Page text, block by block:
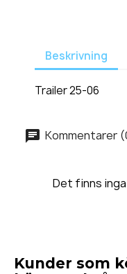
Beskrivning
Trailer 25-06
Kommentarer
Det finns
Kunder som